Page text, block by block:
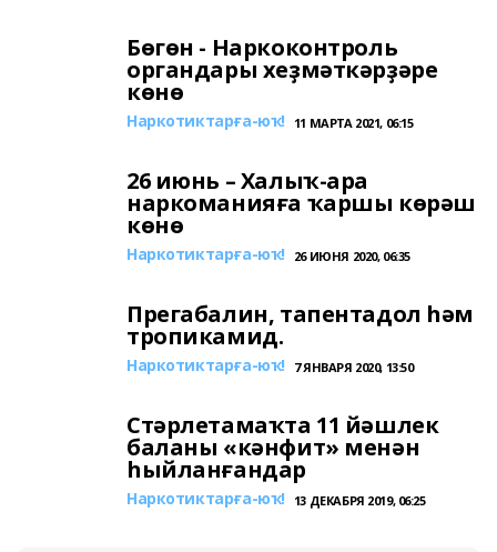
Бөгөн - Наркоконтроль
органдары хеҙмәткәрҙәре
көнө
Наркотиктарға-юҡ! 11 МАРТА 2021, 06:15
26 июнь – Халыҡ-ара
наркоманияға ҡаршы көрәш
көнө
Наркотиктарға-юҡ! 26 ИЮНЯ 2020, 06:35
Прегабалин, тапентадол һәм
тропикамид.
Наркотиктарға-юҡ! 7 ЯНВАРЯ 2020, 13:50
Стәрлетамаҡта 11 йәшлек
баланы «кәнфит» менән
һыйланғандар
Наркотиктарға-юҡ! 13 ДЕКАБРЯ 2019, 06:25